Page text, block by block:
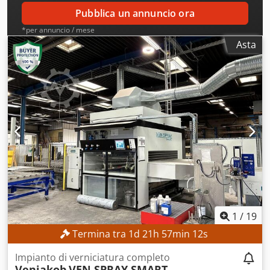
con riscaldamento a pistone inferiore / pressa per
stampaggio DOTAZIONI Piastre di pressatura riscaldate
Documentazione
Pubblica un annuncio ora
*per annuncio / mese
Asta
1 / 19
Termina tra1d21h57min9s
Impianto di verniciatura completo